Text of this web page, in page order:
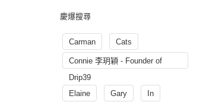
慶爆搜尋
Carman Cats
Connie 李玥穎 - Founder of
Drip39
Elaine
Gary In